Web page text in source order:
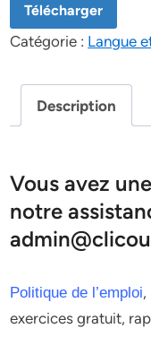
Télécharger
Catégorie : Langue
Description
Vous avez
notre
Politique de l’emploi,
exercices gratuit,